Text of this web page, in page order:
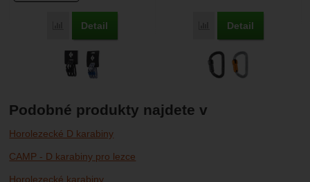
Porovnat
Detail Porovnat
Detail
Podobné produkty najdete v
Horolezecké D karabiny
CAMP - D karabiny pro lezce
Horolezecké karabiny